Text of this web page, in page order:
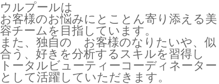
ウルプールは
お客様のお悩みにとことん寄り添える美
容チームを目指しています。
また、独自の お客様のなりたいや、似
合う、好きを分析するスキルを習得し
トータルビューティーコーディネーター
として活躍していただきます。